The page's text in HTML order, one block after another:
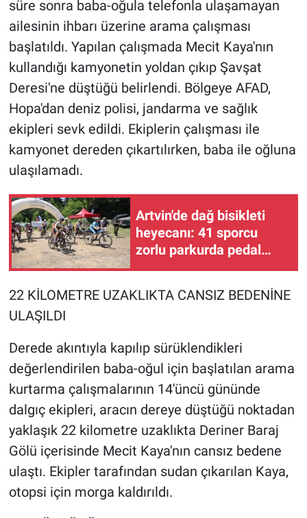
süre sonra baba-oğula telefonla ulaşamayan
ailesinin ihbarı üzerine arama çalışması
başlatıldı. Yapılan çalışmada Mecit Kaya'nın
kullandığı kamyonetin yoldan çıkıp Şavşat
Deresi'ne düştüğü belirlendi. Bölgeye AFAD,
Hopa'dan deniz polisi, jandarma ve sağlık
ekipleri sevk edildi. Ekiplerin çalışması ile
kamyonet dereden çıkartılırken, baba ile oğluna
ulaşılamadı.
Artvin'de dağ bisikleti
heyecanı: 41 sporcu
zorlu parkurda pedal
çevirdi
22 KİLOMETRE UZAKLIKTA CANSIZ BEDENİNE
ULAŞILDI
Derede akıntıyla kapılıp sürüklendikleri
değerlendirilen baba-oğul için başlatılan arama
kurtarma çalışmalarının 14'üncü gününde
dalgıç ekipleri, aracın dereye düştüğü noktadan
yaklaşık 22 kilometre uzaklıkta Deriner Baraj
Gölü içerisinde Mecit Kaya'nın cansız bedene
ulaştı. Ekipler tarafından sudan çıkarılan Kaya,
otopsi için morga kaldırıldı.